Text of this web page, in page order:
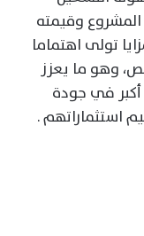
وقيمته
تولى اهتماما
وهو ما يعزز
أكبر في جودة
استثماراتهم .